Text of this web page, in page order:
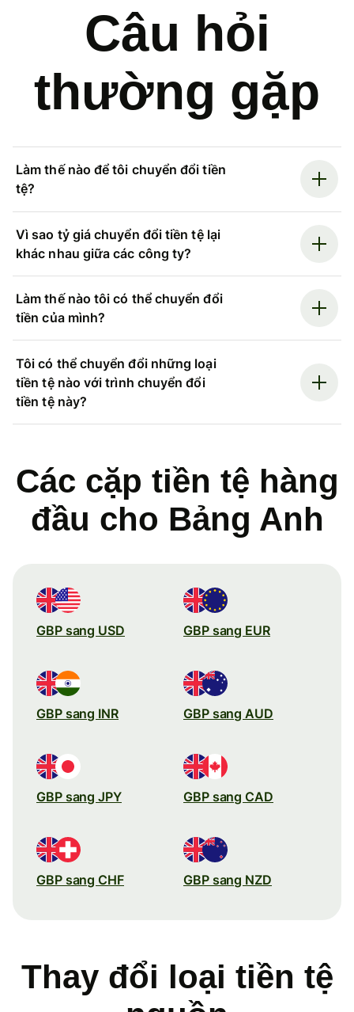
Câu hỏi
thường gặp
Làm thế nào để tôi chuyển đổi tiền
tệ?
Vì sao tỷ giá chuyển đổi tiền tệ lại
khác nhau giữa các công ty?
Làm thế nào tôi có thể chuyển đổi
tiền của mình?
Tôi có thể chuyển đổi những loại
tiền tệ nào với trình chuyển đổi
tiền tệ này?
Các cặp tiền tệ hàng
đầu cho Bảng Anh
GBP sang USD GBP sang EUR
GBP sang INR GBP sang AUD
GBP sang JPY GBP sang CAD
GBP sang CHF GBP sang NZD
Thay đổi loại tiền tệ